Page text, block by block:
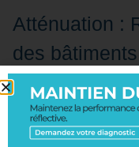
Atténuation :
des
Le CoolRoof,
Roof France, réfléchit
solaire.